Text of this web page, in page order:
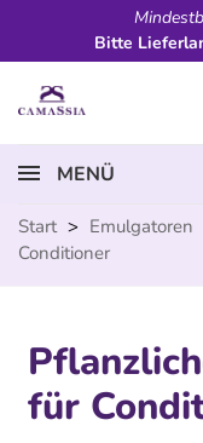
Bitte
MENÜ
Start > Emulgatoren
Conditioner
für